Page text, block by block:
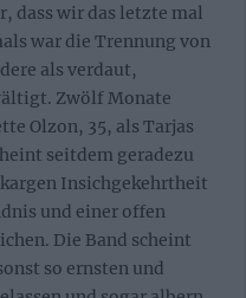
dass wir das letzte mal
war die Trennung von
als verdaut,
Zwölf Monate
Olzon, 35, als Tarjas
seitdem geradezu
Insichgekehrtheit
und einer offen
Die Band scheint
so ernsten und